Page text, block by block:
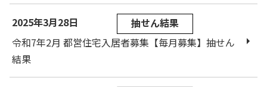
2025年3月28日
抽せん結果
令和7年2月 都営住宅入居者募集【毎月募集】抽せん
結果